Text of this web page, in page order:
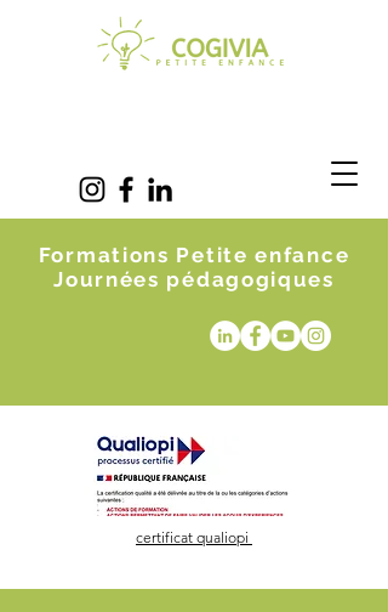
Formations Petite enfance
Journées pédagogiques
certificat qualiopi